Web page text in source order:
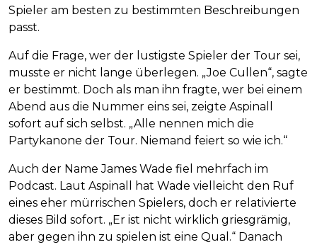
Spieler am besten zu bestimmten Beschreibungen
passt.
Auf die Frage, wer der lustigste Spieler der Tour sei,
musste er nicht lange überlegen. „Joe Cullen“, sagte
er bestimmt. Doch als man ihn fragte, wer bei einem
Abend aus die Nummer eins sei, zeigte Aspinall
sofort auf sich selbst. „Alle nennen mich die
Partykanone der Tour. Niemand feiert so wie ich.“
Auch der Name James Wade fiel mehrfach im
Podcast. Laut Aspinall hat Wade vielleicht den Ruf
eines eher mürrischen Spielers, doch er relativierte
dieses Bild sofort. „Er ist nicht wirklich griesgrämig,
aber gegen ihn zu spielen ist eine Qual.“ Danach